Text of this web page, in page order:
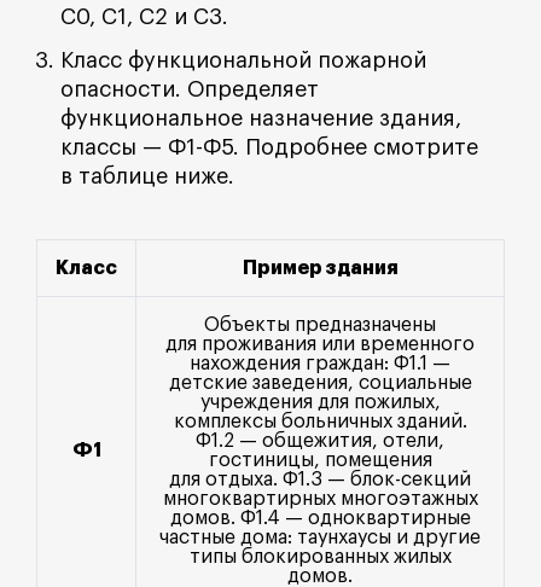
С0, С1, С2 и С3.
Класс функциональной пожарной
опасности. Определяет
функциональное назначение здания,
классы — Ф1-Ф5. Подробнее смотрите
в таблице ниже.
Класс Пример здания
Ф1
Объекты предназначены
для проживания или временного
нахождения граждан: Ф1.1 —
детские заведения, социальные
учреждения для пожилых,
комплексы больничных зданий.
Ф1.2 — общежития, отели,
гостиницы, помещения
для отдыха. Ф1.3 — блок-секций
многоквартирных многоэтажных
домов. Ф1.4 — одноквартирные
частные дома: таунхаусы и другие
типы блокированных жилых
домов.